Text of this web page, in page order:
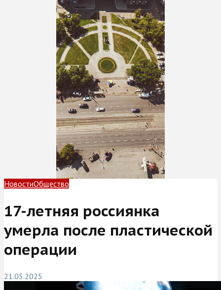
НовостиОбщество
17-летняя россиянка
умерла после пластической
операции
21.05.2025